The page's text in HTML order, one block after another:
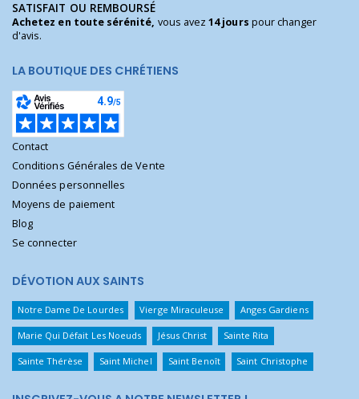
SATISFAIT OU REMBOURSÉ
Achetez en toute sérénité, vous avez14 jours pour changer
d'avis.
LA BOUTIQUE DES CHRÉTIENS
Contact
Conditions Générales de Vente
Données personnelles
Moyens de paiement
Blog
Se connecter
DÉVOTION AUX SAINTS
Notre Dame De Lourdes Vierge Miraculeuse Anges Gardiens
Marie Qui Défait Les Noeuds Jésus Christ Sainte Rita
Sainte Thérèse Saint Michel Saint Benoît Saint Christophe